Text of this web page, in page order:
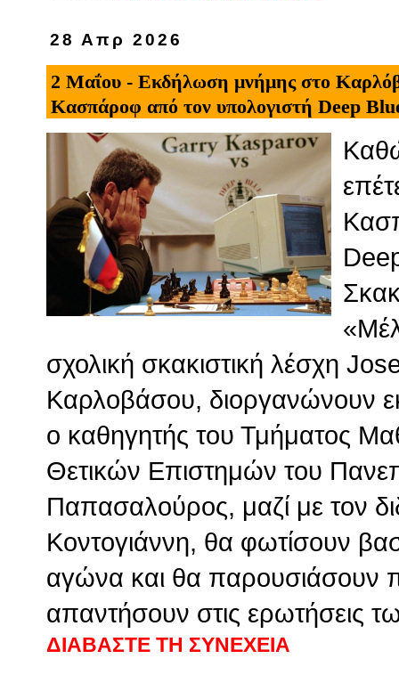
28 Απρ 2026
2 Μαΐου - Εκδήλωση μνήμης στο
Κασπάροφ από τον υπολογιστή Deep
σχολική σκακιστική λέσχη
Καρλοβάσου, διοργανώνουν
ο καθηγητής του Τμήματος
Θετικών Επιστημών του
Παπασαλούρος, μαζί με τον
Κοντογιάννη, θα φωτίσουν
αγώνα και θα παρουσιάσουν
απαντήσουν στις ερωτήσεις
ΔΙΑΒΑΣΤΕ ΤΗ ΣΥΝΕΧΕΙΑ